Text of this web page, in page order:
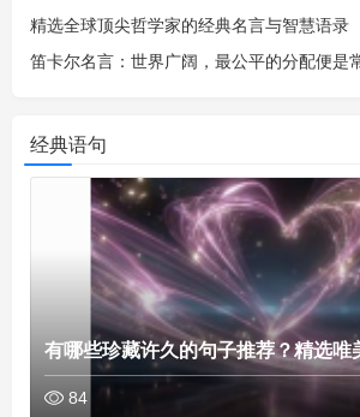
精选全球顶尖哲学家的经典名言与智慧语录
笛卡尔名言：世界广阔，最公平的分配便是
经典语句
多 >>
有哪些珍藏许久的句子推荐？精选
84